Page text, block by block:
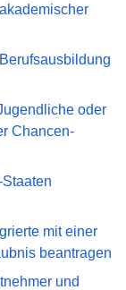
oder
Chancen-
mit einer
beantragen
und